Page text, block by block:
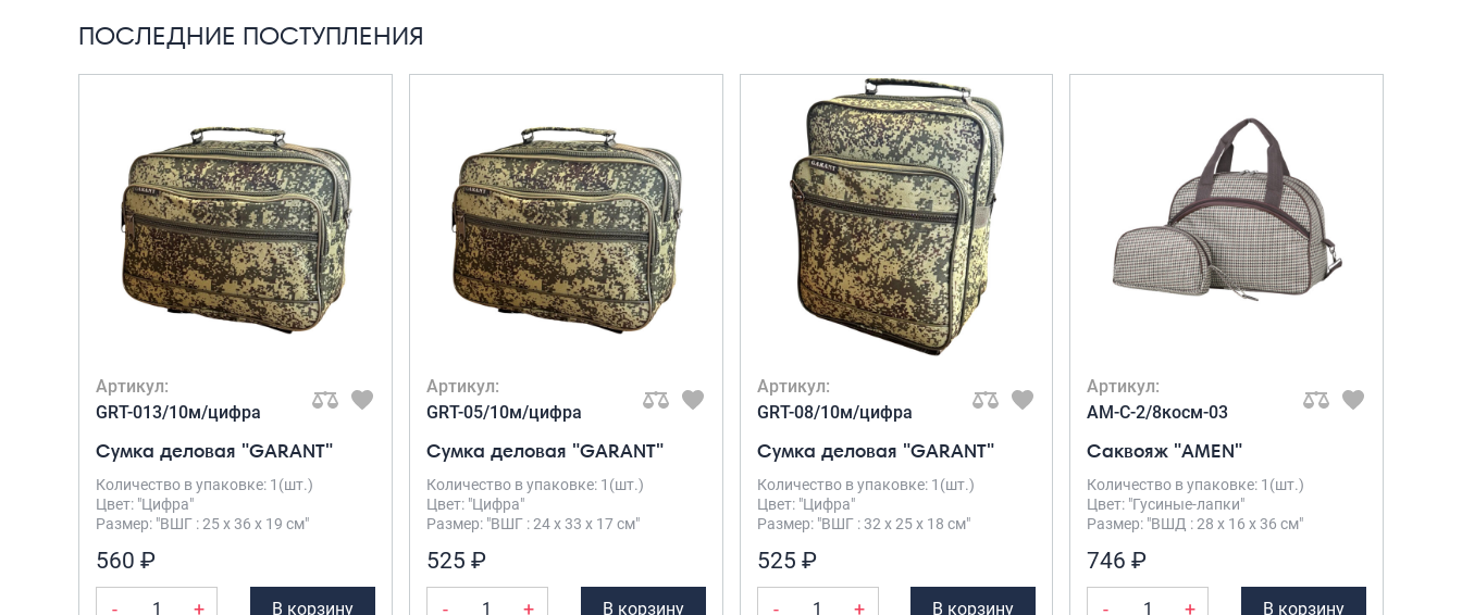
Мешки для обуви
Пеналы для школы
Новинки
Багаж
Чемоданы детские
Пилоты на колесах
Рюкзаки детские для детских
Бьюти-кейсы
Саквояжи
Сумки
ПОСЛЕДНИЕ ПОСТУПЛЕНИЯ
Артикул:
GRT-013/10м/цифра
Сумка деловая "GARANT"
Количество в упаковке: 1(шт.)
Цвет: "Цифра"
Размер: "ВШГ : 25 х 36 х 19 см"
560 ₽
- + В корзину
Артикул:
GRT-05/10м/цифра
Сумка деловая "GARANT"
Количество в упаковке: 1(шт.)
Цвет: "Цифра"
Размер: "ВШГ : 24 х 33 х 17 см"
525 ₽
- + В корзину
Артикул:
GRT-08/10м/цифра
Сумка деловая "GARANT"
Количество в упаковке: 1(шт.)
Цвет: "Цифра"
Размер: "ВШГ : 32 х 25 х 18 см"
525 ₽
- + В корзину
Артикул:
AM-C-2/8косм-03
Саквояж "AMEN"
Количество в упаковке: 1(шт.)
Цвет: "Гусиные-лапки"
Размер: "ВШД : 28 х 16 х 36 см"
746 ₽
- + В корзину